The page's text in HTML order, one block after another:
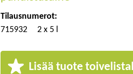
Tilausnumerot:
715932
2 x 5 l
Lisää tuote